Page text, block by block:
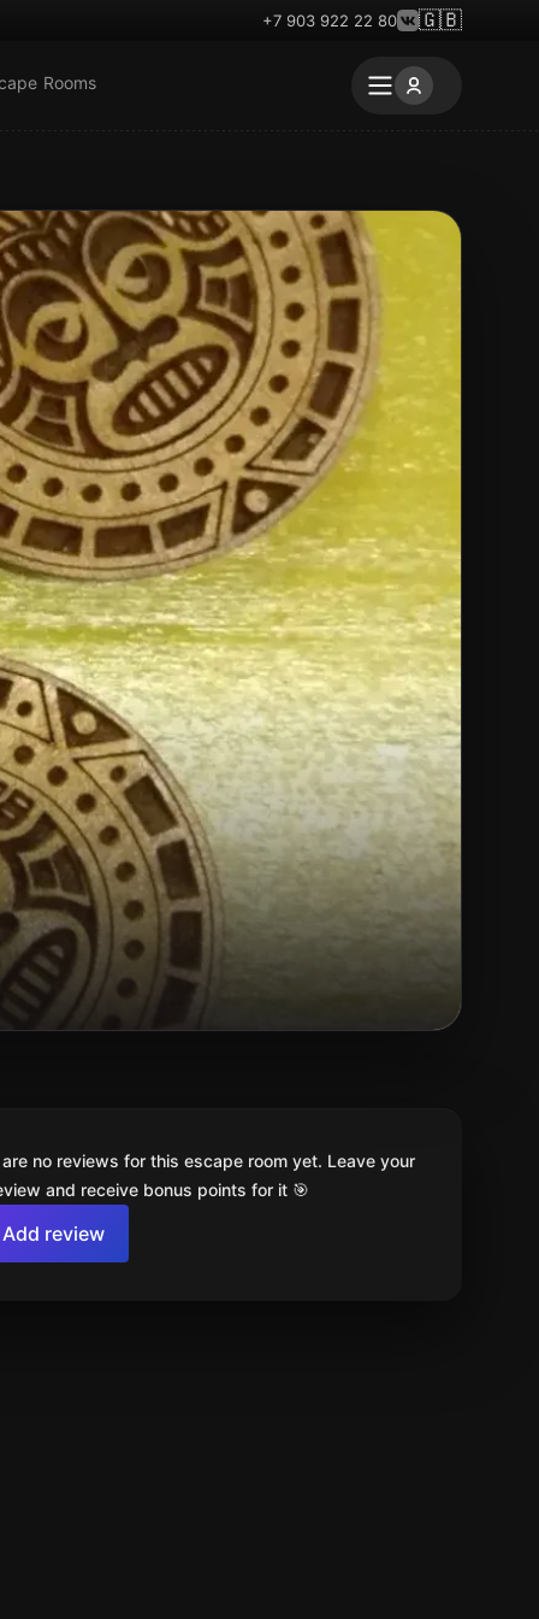
+7 903 922 22 80 🇬🇧
Rooms
no reviews for this escape room yet. Leave your
and receive bonus points for it 🎯
Add review